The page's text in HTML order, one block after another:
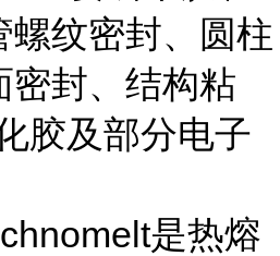
螺纹密封、圆柱
密封、结构粘
胶及部分电子
是热熔